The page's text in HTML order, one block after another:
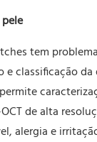
tem
classificação
de alta
alergia e